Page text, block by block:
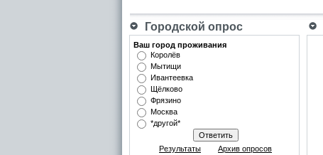
Городской опрос
Ваш город проживания
Королёв
Мытищи
Ивантеевка
Щёлково
Фрязино
Москва
*другой*
Результаты Архив опросов